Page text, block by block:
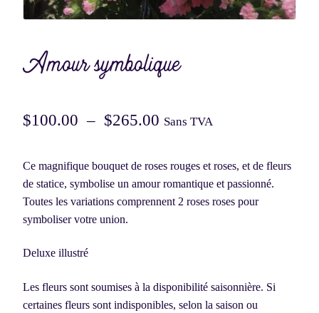
Amour symbolique
$100.00 – $265.00 Plage
prix :
$100.00
Sans TVA
Ce magnifique bouquet de roses rouges et roses, et de fleurs
de statice, symbolise un amour romantique et passionné.
Toutes les variations comprennent 2 roses roses pour
symboliser votre union.
Deluxe illustré
Les fleurs sont soumises à la disponibilité saisonnière. Si
certaines fleurs sont indisponibles, selon la saison ou